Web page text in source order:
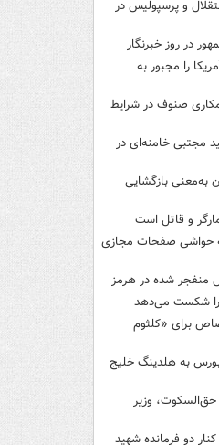
و پرسپولیس در
در روز خبرنگار
را مجبور به
صنوف در شرایط
مجتبی خامنه‌ای در
به‌معنی بازگشایی
و قاتل است
حواشی صفحات مجازی
منفجر شده در هرمز
را شکست می‌دهد
قصاص برای «کلثوم
بورس به هلدینگ خلیج
حق‌السکوت، وزیر
دو فرمانده شهید